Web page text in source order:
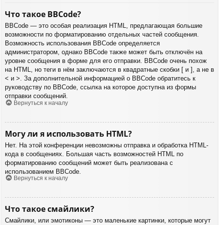
Что такое BBCode?
BBCode — это особая реализация HTML, предлагающая большие
возможности по форматированию отдельных частей сообщения.
Возможность использования BBCode определяется
администратором, однако BBCode также может быть отключён на
уровне сообщения в форме для его отправки. BBCode очень похож
на HTML, но теги в нём заключаются в квадратные скобки [ и ], а не в
< и >. За дополнительной информацией о BBCode обратитесь к
руководству по BBCode, ссылка на которое доступна из формы
отправки сообщений.
Вернуться к началу
Могу ли я использовать HTML?
Нет. На этой конференции невозможны отправка и обработка HTML-
кода в сообщениях. Большая часть возможностей HTML по
форматированию сообщений может быть реализована с
использованием BBCode.
Вернуться к началу
Что такое смайлики?
Смайлики, или эмотиконы — это маленькие картинки, которые могут